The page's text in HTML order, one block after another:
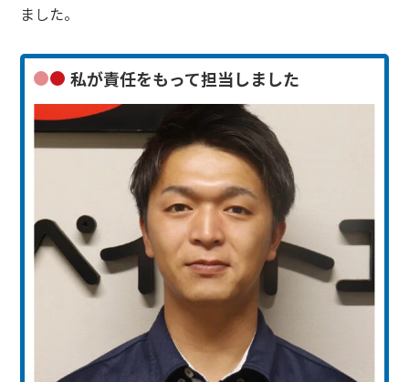
ました。
私が責任をもって担当しました